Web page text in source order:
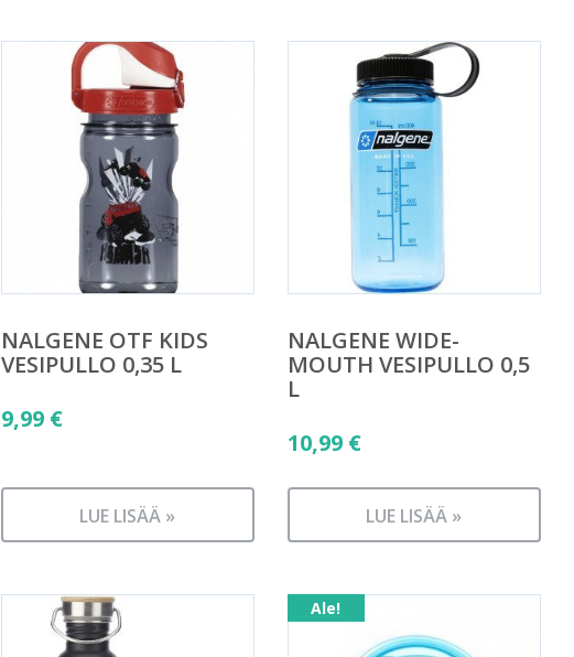
NALGENE OTF KIDS
VESIPULLO 0,35 L
9,99 €
LUE LISÄÄ »
NALGENE WIDE-
MOUTH VESIPULLO 0,5
L
10,99 €
LUE LISÄÄ »
Ale!